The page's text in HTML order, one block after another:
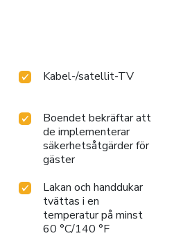
Kabel-/satellit-TV
Boendet bekräftar att
de implementerar
säkerhetsåtgärder för
gäster
Lakan och handdukar
tvättas i en
temperatur på minst
60 °C/140 °F